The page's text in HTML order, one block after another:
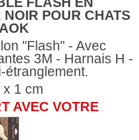
POUR CHATS
"Flash" - Avec
3M - Harnais H -
étranglement.
1 cm
AVEC VOTRE